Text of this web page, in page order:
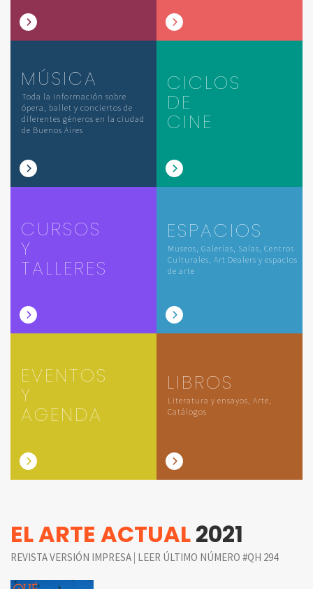
MÚSICA
Toda la información sobre
ópera, ballet y conciertos de
diferentes géneros en la ciudad
de Buenos Aires
CICLOS
DE
CINE
CURSOS
Y
TALLERES
ESPACIOS
Museos, Galerías, Salas, Centros
Culturales, Art Dealers y espacios
de arte
EVENTOS
Y
AGENDA
LIBROS
Literatura y ensayos, Arte,
Catálogos
EL ARTE ACTUAL2021
REVISTA VERSIÓN IMPRESA | LEER ÚLTIMO NÚMERO #QH 294